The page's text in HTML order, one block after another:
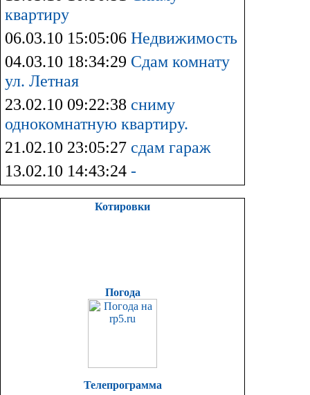
квартиру
06.03.10 15:05:06 Недвижимость
04.03.10 18:34:29 Сдам комнату
ул. Летная
23.02.10 09:22:38 сниму
однокомнатную квартиру.
21.02.10 23:05:27 сдам гараж
13.02.10 14:43:24 -
Котировки
Погода
Телепрограмма